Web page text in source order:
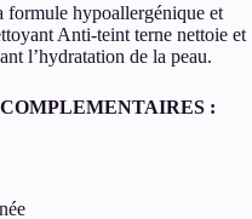
formule hypoallergénique et
Anti-teint terne nettoie et
l’hydratation de la peau.
: